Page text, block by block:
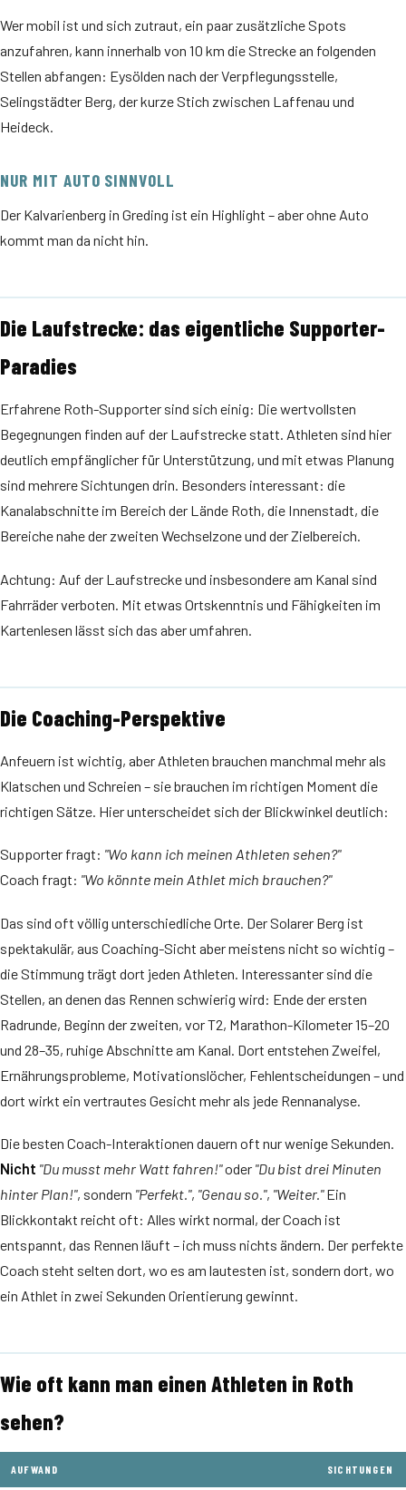
Wer mobil ist und sich zutraut, ein paar zusätzliche Spots
anzufahren, kann innerhalb von 10 km die Strecke an folgenden
Stellen abfangen: Eysölden nach der Verpflegungsstelle,
Selingstädter Berg, der kurze Stich zwischen Laffenau und
Heideck.
NUR MIT AUTO SINNVOLL
Der Kalvarienberg in Greding ist ein Highlight – aber ohne Auto
kommt man da nicht hin.
Die Laufstrecke: das eigentliche Supporter-
Paradies
Erfahrene Roth-Supporter sind sich einig: Die wertvollsten
Begegnungen finden auf der Laufstrecke statt. Athleten sind hier
deutlich empfänglicher für Unterstützung, und mit etwas Planung
sind mehrere Sichtungen drin. Besonders interessant: die
Kanalabschnitte im Bereich der Lände Roth, die Innenstadt, die
Bereiche nahe der zweiten Wechselzone und der Zielbereich.
Achtung: Auf der Laufstrecke und insbesondere am Kanal sind
Fahrräder verboten. Mit etwas Ortskenntnis und Fähigkeiten im
Kartenlesen lässt sich das aber umfahren.
Die Coaching-Perspektive
Anfeuern ist wichtig, aber Athleten brauchen manchmal mehr als
Klatschen und Schreien – sie brauchen im richtigen Moment die
richtigen Sätze. Hier unterscheidet sich der Blickwinkel deutlich:
Supporter fragt: "Wo kann ich meinen Athleten sehen?"
Coach fragt: "Wo könnte mein Athlet mich brauchen?"
Das sind oft völlig unterschiedliche Orte. Der Solarer Berg ist
spektakulär, aus Coaching-Sicht aber meistens nicht so wichtig –
die Stimmung trägt dort jeden Athleten. Interessanter sind die
Stellen, an denen das Rennen schwierig wird: Ende der ersten
Radrunde, Beginn der zweiten, vor T2, Marathon-Kilometer 15–20
und 28–35, ruhige Abschnitte am Kanal. Dort entstehen Zweifel,
Ernährungsprobleme, Motivationslöcher, Fehlentscheidungen – und
dort wirkt ein vertrautes Gesicht mehr als jede Rennanalyse.
Die besten Coach-Interaktionen dauern oft nur wenige Sekunden.
Nicht "Du musst mehr Watt fahren!"oder "Du bist drei Minuten
hinter Plan!", sondern "Perfekt.", "Genau so.", "Weiter."Ein
Blickkontakt reicht oft: Alles wirkt normal, der Coach ist
entspannt, das Rennen läuft – ich muss nichts ändern. Der perfekte
Coach steht selten dort, wo es am lautesten ist, sondern dort, wo
ein Athlet in zwei Sekunden Orientierung gewinnt.
Wie oft kann man einen Athleten in Roth
sehen?
AUFWAND SICHTUNGEN